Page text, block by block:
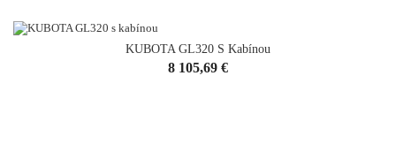
KUBOTA GL320 S Kabínou
Cena
8 105,69 €